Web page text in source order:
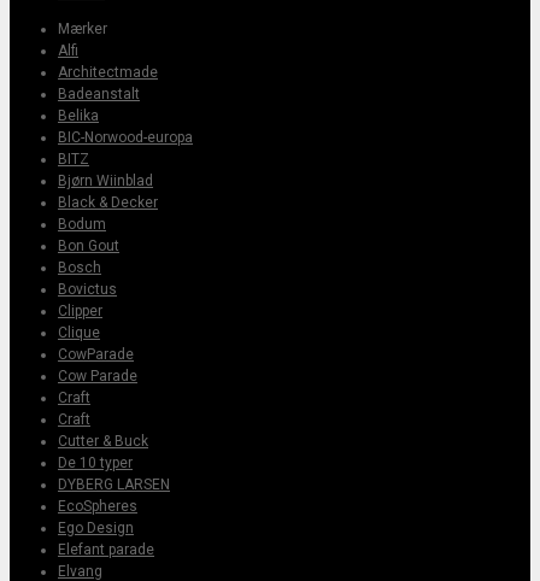
Mærker
Alfi
Architectmade
Badeanstalt
Belika
BIC-Norwood-europa
BITZ
Bjørn Wiinblad
Black & Decker
Bodum
Bon Gout
Bosch
Bovictus
Clipper
Clique
CowParade
Cow Parade
Craft
Craft
Cutter & Buck
De 10 typer
DYBERG LARSEN
EcoSpheres
Ego Design
Elefant parade
Elvang